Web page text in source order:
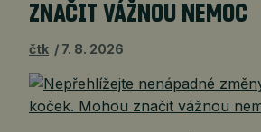
ZNAČIT VÁŽNOU NEMOC
čtk 7. 8. 2026